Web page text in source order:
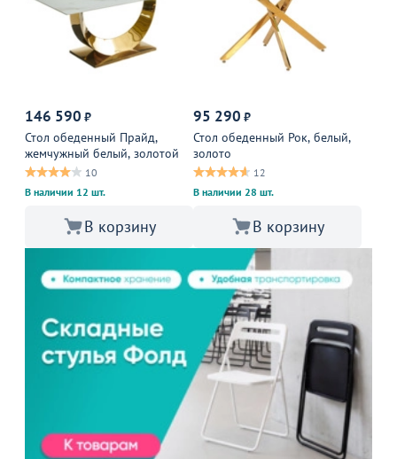
146 590 ₽
Стол обеденный Прайд,
жемчужный белый, золотой
10
В наличии 12 шт.
В корзину
95 290 ₽
Стол обеденный Рок, белый,
золото
12
В наличии 28 шт.
В корзину